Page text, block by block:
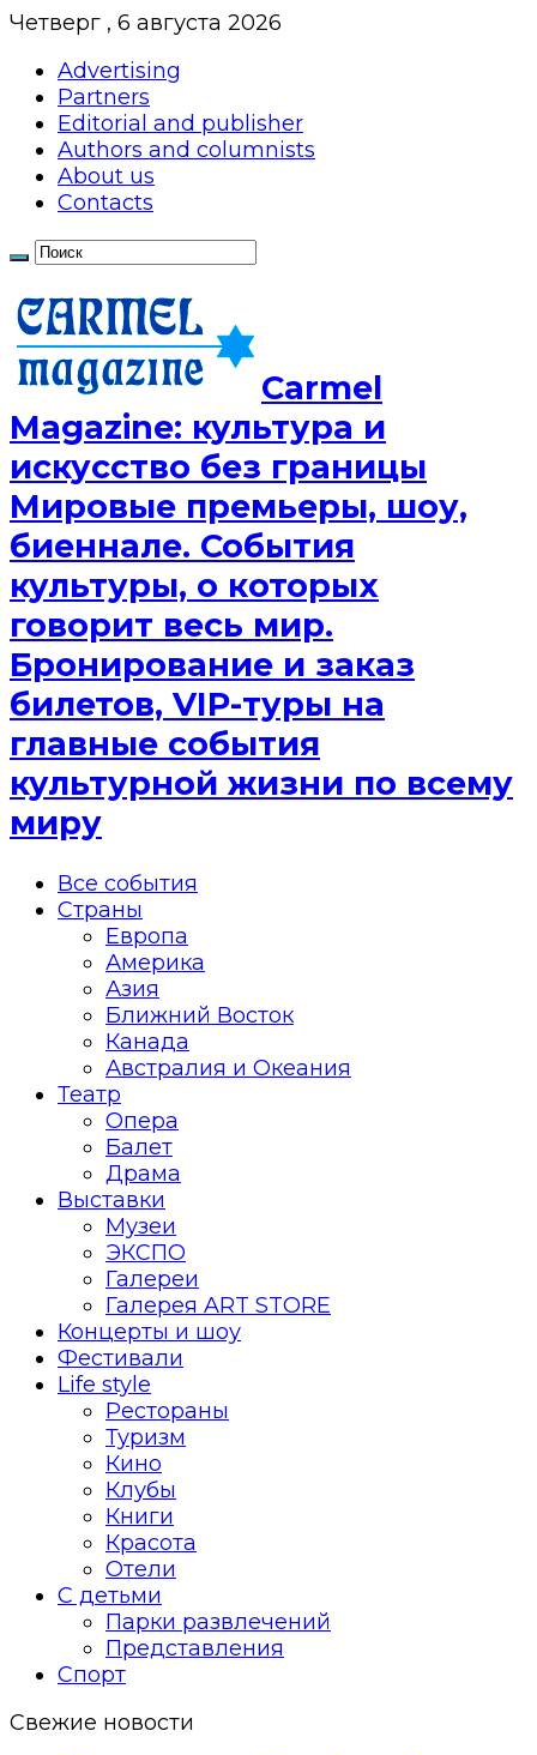
Четверг , 6 августа 2026
Advertising
Partners
Editorial and publisher
Authors and columnists
About us
Contacts
Сarmel
Magazine: культура и
искусство без границы
Мировые премьеры, шоу,
биеннале. События
культуры, о которых
говорит весь мир.
Бронирование и заказ
билетов, VIP-туры на
главные события
культурной жизни по всему
миру
Все события
Страны
Европа
Америка
Азия
Ближний Восток
Канада
Австралия и Океания
Театр
Опера
Балет
Драма
Выставки
Музеи
ЭКСПО
Галереи
Галерея ART STORE
Концерты и шоу
Фестивали
Life style
Рестораны
Туризм
Кино
Клубы
Книги
Красота
Отели
С детьми
Парки развлечений
Представления
Спорт
Свежие новости